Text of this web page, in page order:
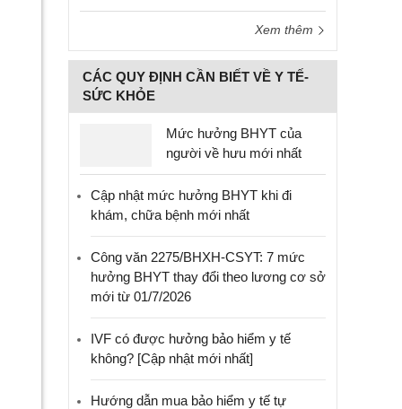
Xem thêm
CÁC QUY ĐỊNH CẦN BIẾT VỀ Y TẾ-
SỨC KHỎE
Mức hưởng BHYT của
người về hưu mới nhất
Cập nhật mức hưởng BHYT khi đi
khám, chữa bệnh mới nhất
Công văn 2275/BHXH-CSYT: 7 mức
hưởng BHYT thay đổi theo lương cơ sở
mới từ 01/7/2026
IVF có được hưởng bảo hiểm y tế
không? [Cập nhật mới nhất]
Hướng dẫn mua bảo hiểm y tế tự